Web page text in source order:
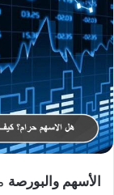
الأسهم والبورصة